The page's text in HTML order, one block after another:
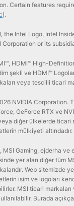
Certain features
).
the Intel Logo, Intel
Corporation or its
HDMI™ High-
şekli ve HDMI™
veya tescilli ticari
NVIDIA Corporation.
GeForce RTX ve
diğer ülkelerde ticari
mülkiyeti altındadır.
MSI Gaming, ejderha ve
yer alan diğer tüm
Web sitemizde
isim ve logoları
MSI ticari markaları
Burada